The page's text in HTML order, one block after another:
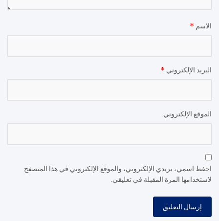
الاسم *
البريد الإلكتروني *
الموقع الإلكتروني
احفظ اسمي، بريدي الإلكتروني، والموقع الإلكتروني في هذا المتصفح
لاستخدامها المرة المقبلة في تعليقي.